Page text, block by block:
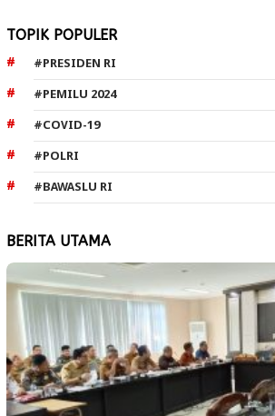
TOPIK POPULER
#PRESIDEN RI
#PEMILU 2024
#COVID-19
#POLRI
#BAWASLU RI
BERITA UTAMA